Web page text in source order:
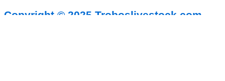
Copyright © 2025 Troboslivestock.com